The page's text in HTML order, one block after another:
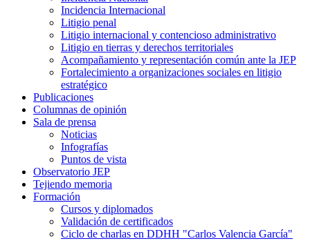
Incidencia Internacional
Litigio penal
Litigio internacional y contencioso administrativo
Litigio en tierras y derechos territoriales
Acompañamiento y representación común ante la JEP
Fortalecimiento a organizaciones sociales en litigio
estratégico
Publicaciones
Columnas de opinión
Sala de prensa
Noticias
Infografías
Puntos de vista
Observatorio JEP
Tejiendo memoria
Formación
Cursos y diplomados
Validación de certificados
Ciclo de charlas en DDHH "Carlos Valencia García"